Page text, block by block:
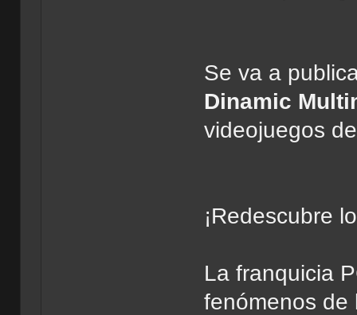
Se va a
Dinamic
videojuegos
¡Redescubre
La franquicia
fenómenos de